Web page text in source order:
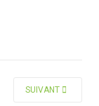
ARTICLE SUIVANT
SUIVANT